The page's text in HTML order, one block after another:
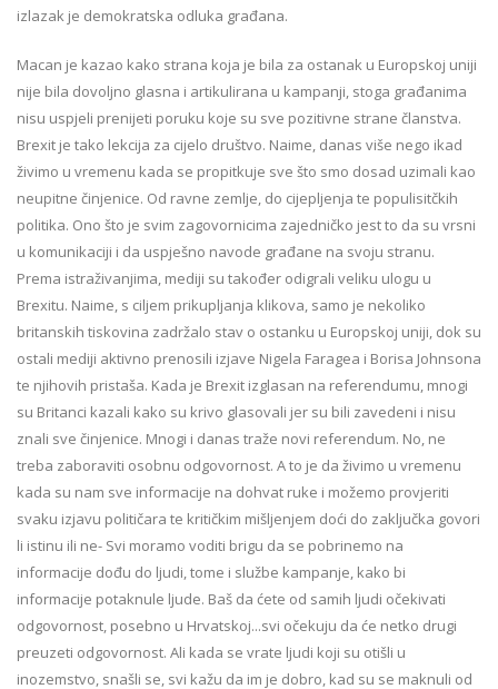
izlazak je demokratska odluka građana.
Macan je kazao kako strana koja je bila za ostanak u Europskoj uniji
nije bila dovoljno glasna i artikulirana u kampanji, stoga građanima
nisu uspjeli prenijeti poruku koje su sve pozitivne strane članstva.
Brexit je tako lekcija za cijelo društvo. Naime, danas više nego ikad
živimo u vremenu kada se propitkuje sve što smo dosad uzimali kao
neupitne činjenice. Od ravne zemlje, do cijepljenja te populisitčkih
politika. Ono što je svim zagovornicima zajedničko jest to da su vrsni
u komunikaciji i da uspješno navode građane na svoju stranu.
Prema istraživanjima, mediji su također odigrali veliku ulogu u
Brexitu. Naime, s ciljem prikupljanja klikova, samo je nekoliko
britanskih tiskovina zadržalo stav o ostanku u Europskoj uniji, dok su
ostali mediji aktivno prenosili izjave Nigela Faragea i Borisa Johnsona
te njihovih pristaša. Kada je Brexit izglasan na referendumu, mnogi
su Britanci kazali kako su krivo glasovali jer su bili zavedeni i nisu
znali sve činjenice. Mnogi i danas traže novi referendum. No, ne
treba zaboraviti osobnu odgovornost. A to je da živimo u vremenu
kada su nam sve informacije na dohvat ruke i možemo provjeriti
svaku izjavu političara te kritičkim mišljenjem doći do zaključka govori
li istinu ili ne- Svi moramo voditi brigu da se pobrinemo na
informacije dođu do ljudi, tome i službe kampanje, kako bi
informacije potaknule ljude. Baš da ćete od samih ljudi očekivati
odgovornost, posebno u Hrvatskoj...svi očekuju da će netko drugi
preuzeti odgovornost. Ali kada se vrate ljudi koji su otišli u
inozemstvo, snašli se, svi kažu da im je dobro, kad su se maknuli od